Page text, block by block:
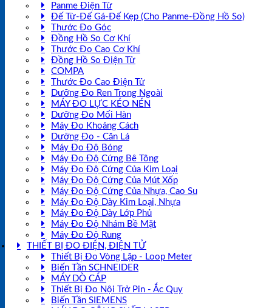
Panme Điện Tử
Đế Từ-Đế Gá-Đế Kẹp (Cho Panme-Đồng Hồ So)
Thước Đo Góc
Đồng Hồ So Cơ Khí
Thước Đo Cao Cơ Khí
Đồng Hồ So Điện Tử
COMPA
Thước Đo Cao Điện Tử
Dưỡng Đo Ren Trong Ngoài
MÁY ĐO LỰC KÉO NÉN
Dưỡng Đo Mối Hàn
Máy Đo Khoảng Cách
Dưỡng Đo - Căn Lá
Máy Đo Độ Bóng
Máy Đo Độ Cứng Bê Tông
Máy Đo Độ Cứng Của Kim Loại
Máy Đo Độ Cứng Của Mút Xốp
Máy Đo Độ Cứng Của Nhựa, Cao Su
Máy Đo Độ Dày Kim Loại, Nhựa
Máy Đo Độ Dày Lớp Phủ
Máy Đo Độ Nhám Bề Mặt
Máy Đo Độ Rung
THIẾT BỊ ĐO ĐIỆN, ĐIỆN TỬ
Thiết Bị Đo Vòng Lặp - Loop Meter
Biến Tần SCHNEIDER
MÁY DÒ CÁP
Thiết Bị Đo Nội Trở Pin - Ắc Quy
Biến Tần SIEMENS